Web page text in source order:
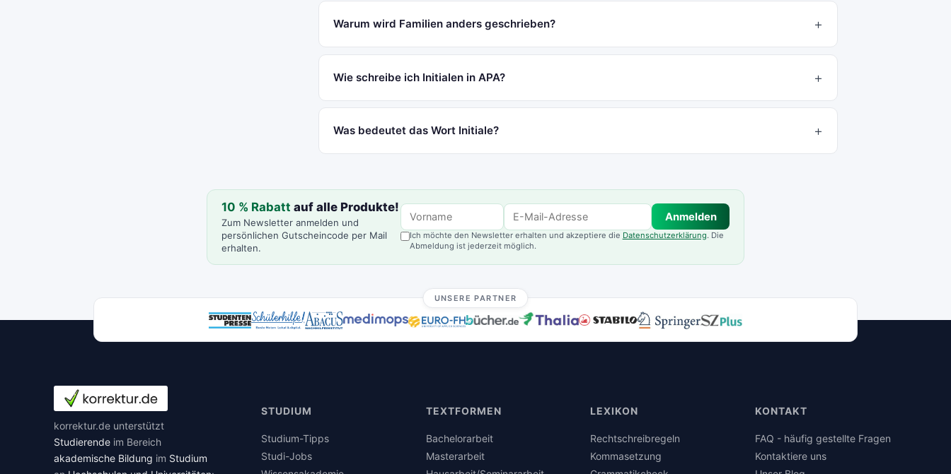
Warum wird Familien anders geschrieben?
Wie schreibe ich Initialen in APA?
Was bedeutet das Wort Initiale?
10 % Rabatt auf alle Produkte!
Zum Newsletter anmelden und
persönlichen Gutscheincode per Mail
erhalten.
Anmelden
Ich möchte den Newsletter erhalten und akzeptiere die Datenschutzerklärung. Die
Abmeldung ist jederzeit möglich.
UNSERE PARTNER
korrektur.de unterstützt
Studierende im Bereich
akademische Bildung im Studium
STUDIUM
Studium-Tipps
Studi-Jobs
TEXTFORMEN
Bachelorarbeit
Masterarbeit
LEXIKON
Rechtschreibregeln
Kommasetzung
KONTAKT
FAQ - häufig gestellte Fragen
Kontaktiere uns